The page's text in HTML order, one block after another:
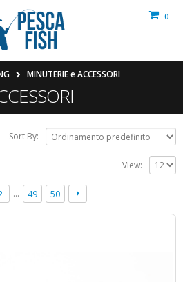
0
MINUTERIE e ACCESSORI
Sort By:
View:
… 49 50